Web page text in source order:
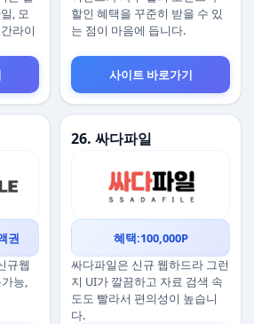
, 모
라이
할인 혜택을 꾸준히 받을 수 있
는 점이 마음에 듭니다.
사이트 바로가기
권
규웹
능,
26. 싸다파일
혜택:100,000P
싸다파일은 신규 웹하드라 그런
지 UI가 깔끔하고 자료 검색 속
도도 빨라서 편의성이 높습니
다.